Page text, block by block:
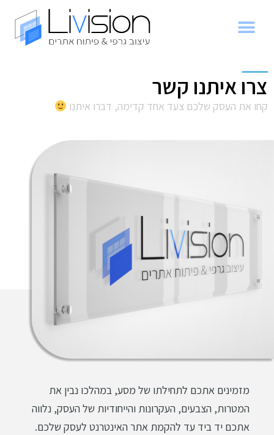
צרו איתנו קשר
קחו את העסק שלכם צעד אחד קדימה, דברו איתנו
מזמינים אתכם לתחילתו של מסע, במהלכו נבין את
המטרות, הצבעים, העקרונות והייחודיות של העסק, נלווה
אתכם יד ביד עד להקמת אתר האינטרנט לעסק שלכם.